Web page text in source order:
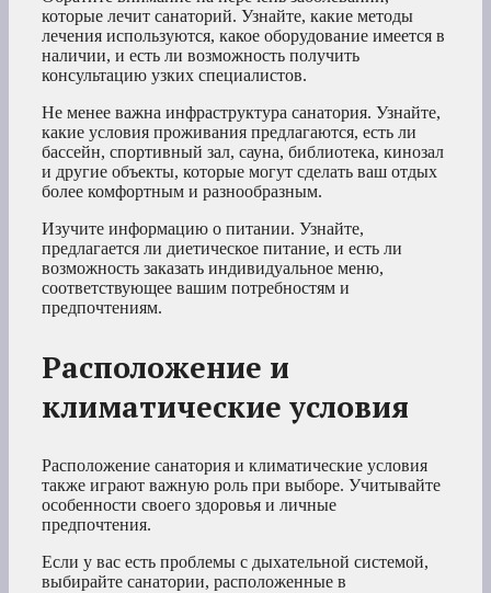
которые лечит санаторий. Узнайте, какие методы
лечения используются, какое оборудование имеется в
наличии, и есть ли возможность получить
консультацию узких специалистов.
Не менее важна инфраструктура санатория. Узнайте,
какие условия проживания предлагаются, есть ли
бассейн, спортивный зал, сауна, библиотека, кинозал
и другие объекты, которые могут сделать ваш отдых
более комфортным и разнообразным.
Изучите информацию о питании. Узнайте,
предлагается ли диетическое питание, и есть ли
возможность заказать индивидуальное меню,
соответствующее вашим потребностям и
предпочтениям.
Расположение и
климатические условия
Расположение санатория и климатические условия
также играют важную роль при выборе. Учитывайте
особенности своего здоровья и личные
предпочтения.
Если у вас есть проблемы с дыхательной системой,
выбирайте санатории, расположенные в